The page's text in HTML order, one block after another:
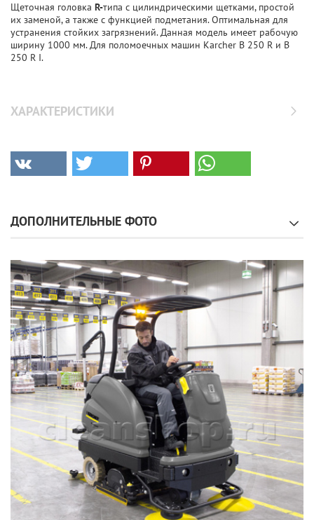
Щеточная головка R-типа с цилиндрическими щетками, простой
их заменой, а также с функцией подметания. Оптимальная для
устранения стойких загрязнений. Данная модель имеет рабочую
ширину 1000 мм. Для поломоечных машин Karcher В 250 R и B
250 R I.
ХАРАКТЕРИСТИКИ
ДОПОЛНИТЕЛЬНЫЕ ФОТО